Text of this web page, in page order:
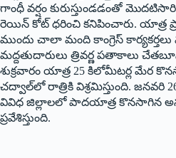
‌గాంధీ వర్షం కురుస్తుండడంతో
రెయిన్‌ ‌కోట్‌ ‌ధరించి కనిపించారు. యాత్ర
ముందు చాలా మంది కాంగ్రెస్‌
మద్దతుదారులు త్రివర్ణ పతాకాలు
శుక్రవారం యాత్ర 25 కిలోమీటర్ల మేర
చద్వాల్‌లో రాత్రికి విశ్రమిస్తుంది. జనవరి
వివిధ జిల్లాలలో పాదయాత్ర కొనసాగిన
ప్రవేశిస్తుంది.